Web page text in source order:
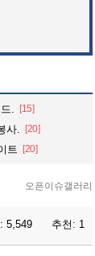
. [15]
사. [20]
트 [20]
오픈이슈갤러리
5,549 추천: 1